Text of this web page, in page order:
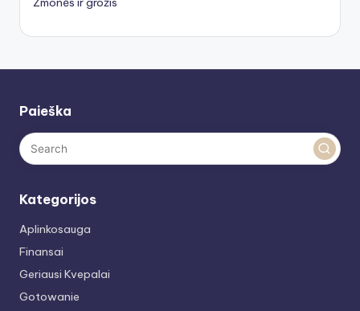
Paieška
Kategorijos
Aplinkosauga
Finansai
Geriausi Kvepalai
Gotowanie